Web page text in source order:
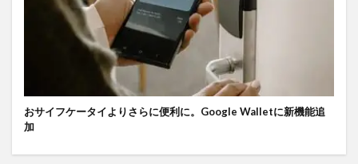
おサイフケータイよりさらに便利に。Google Walletに新機能追
加